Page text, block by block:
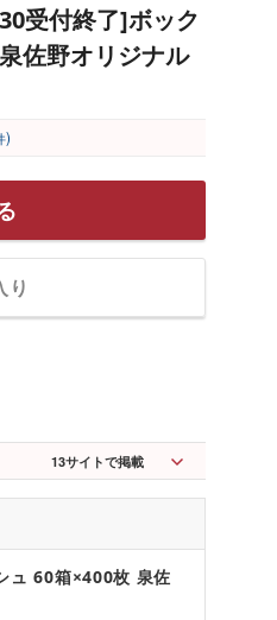
受付終了]ボック
佐野オリジナル
)
り
13サイトで掲載
ュ 60箱×400枚 泉佐